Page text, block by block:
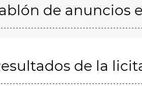
de anuncios
de la